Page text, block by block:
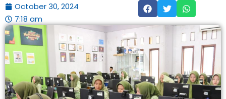
October 30, 2024
7:18 am